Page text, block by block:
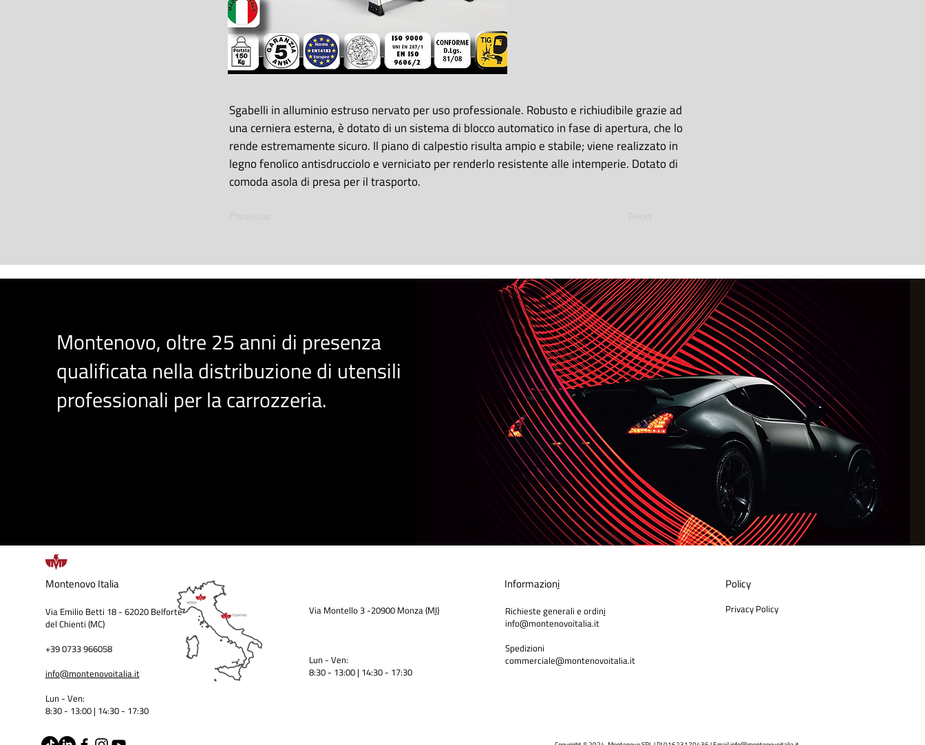
Sgabelli in alluminio estruso nervato per uso professionale. Robusto e richiudibile grazie ad
una cerniera esterna, è dotato di un sistema di blocco automatico in fase di apertura, che lo
rende estremamente sicuro. Il piano di calpestio risulta ampio e stabile; viene realizzato in
legno fenolico antisdrucciolo e verniciato per renderlo resistente alle intemperie. Dotato di
comoda asola di presa per il trasporto.
Montenovo, oltre 25 anni di presenza
qualificata nella distribuzione di utensili
professionali per la carrozzeria.
MontenovoItalia
Via Emilio Betti 18 - 62020 Belforte
del Chienti (MC)
+39 0733 966058
info@montenovoitalia.it
Lun - Ven:
8:30 - 13:00 | 14:30 - 17:30
Via Montello 3 -20900 Monza (MI)
Lun - Ven:
8:30 - 13:00 | 14:30 - 17:30
Informazioni
Richieste generali e ordini
info@montenovoitalia.it
Spedizioni
commerciale@montenovoitalia.it
Policy
Privacy Policy